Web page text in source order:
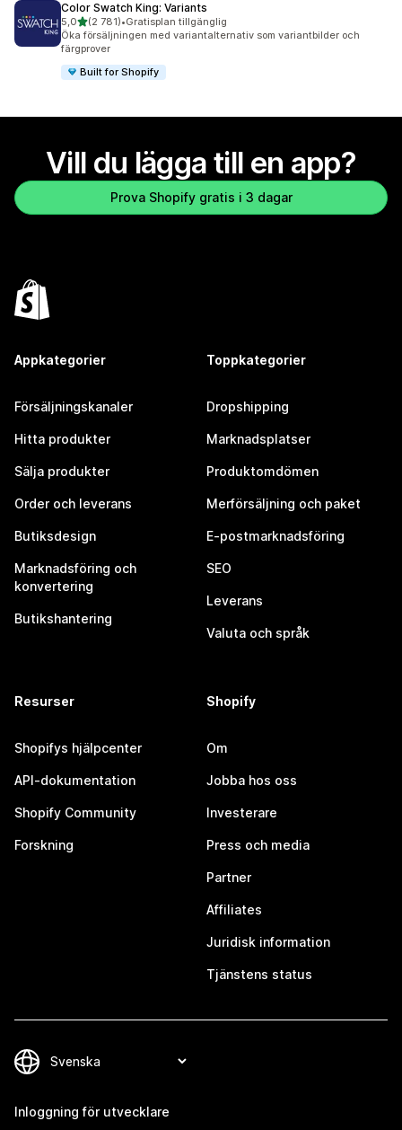
Color Swatch King: Variants
5,0av 5 stjärnor
(2 781)
2781 recensioner totalt
•Gratisplan tillgänglig
Öka försäljningen med variantalternativ som variantbilder och
färgprover
Built for Shopify
Vill du lägga till en app?
Prova Shopify gratis i 3 dagar
Appkategorier
Försäljningskanaler
Hitta produkter
Sälja produkter
Order och leverans
Butiksdesign
Marknadsföring och
konvertering
Butikshantering
Toppkategorier
Dropshipping
Marknadsplatser
Produktomdömen
Merförsäljning och paket
E-postmarknadsföring
SEO
Leverans
Valuta och språk
Resurser
Shopifys hjälpcenter
API-dokumentation
Shopify Community
Forskning
Shopify
Om
Jobba hos oss
Investerare
Press och media
Partner
Affiliates
Juridisk information
Tjänstens status
Inloggning för utvecklare